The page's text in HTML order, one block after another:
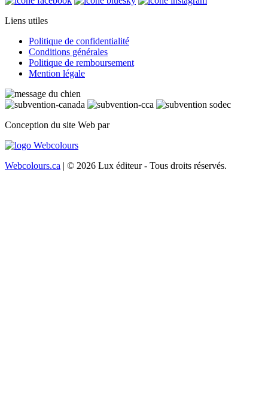
Liens utiles
Politique de confidentialité
Conditions générales
Politique de remboursement
Mention légale
Conception du site Web par
Webcolours.ca | © 2026 Lux éditeur - Tous droits réservés.